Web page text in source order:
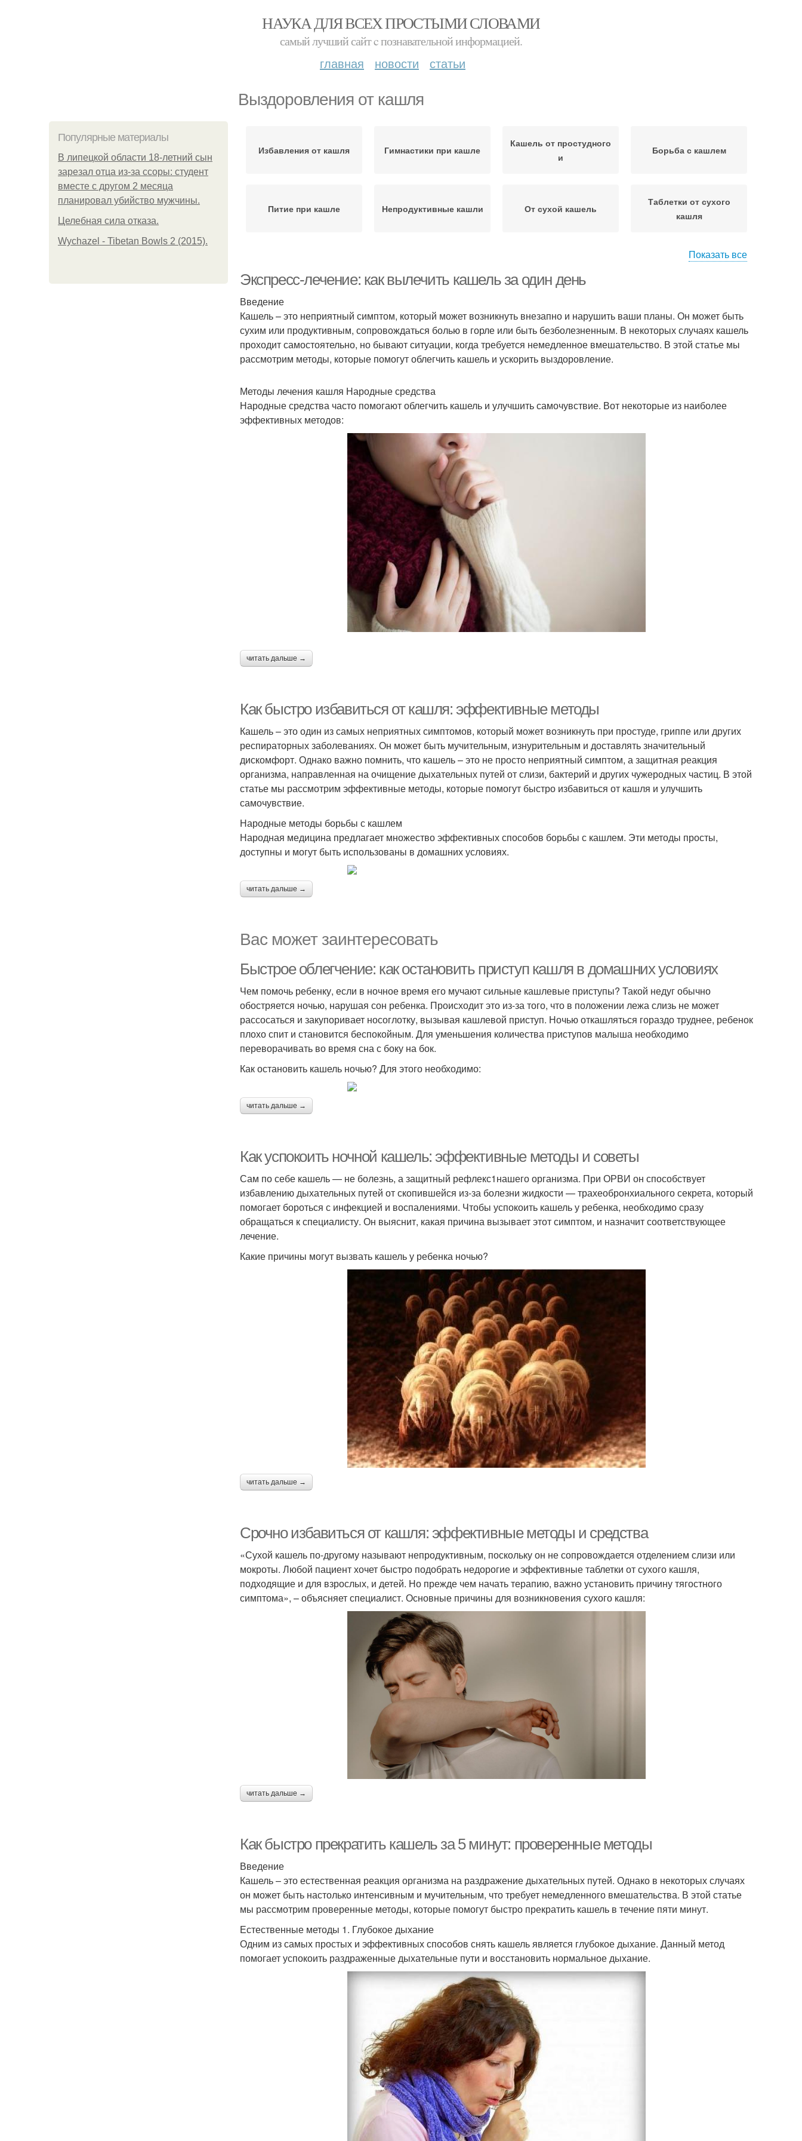
НАУКА ДЛЯ ВСЕХ ПРОСТЫМИ СЛОВАМИ
самый лучший сайт c познавательной информацией.
главная новости статьи
Выздоровления от кашля
Популярные материалы
В липецкой области 18-летний сын
зарезал отца из-за ссоры: студент
вместе с другом 2 месяца
планировал убийство мужчины.
Целебная сила отказа.
Wychazel - Tibetan Bowls 2 (2015).
Избавления от кашля Гимнастики при кашле
Кашель от простудного
и
Борьба с кашлем
Питие при кашле Непродуктивные кашли От сухой кашель
Таблетки от сухого
кашля
Показать все
Экспресс-лечение: как вылечить кашель за один день
Введение
Кашель – это неприятный симптом, который может возникнуть внезапно и нарушить ваши планы. Он может быть
сухим или продуктивным, сопровождаться болью в горле или быть безболезненным. В некоторых случаях кашель
проходит самостоятельно, но бывают ситуации, когда требуется немедленное вмешательство. В этой статье мы
рассмотрим методы, которые помогут облегчить кашель и ускорить выздоровление.
Методы лечения кашля Народные средства
Народные средства часто помогают облегчить кашель и улучшить самочувствие. Вот некоторые из наиболее
эффективных методов:
читать дальше →
Как быстро избавиться от кашля: эффективные методы
Кашель – это один из самых неприятных симптомов, который может возникнуть при простуде, гриппе или других
респираторных заболеваниях. Он может быть мучительным, изнурительным и доставлять значительный
дискомфорт. Однако важно помнить, что кашель – это не просто неприятный симптом, а защитная реакция
организма, направленная на очищение дыхательных путей от слизи, бактерий и других чужеродных частиц. В этой
статье мы рассмотрим эффективные методы, которые помогут быстро избавиться от кашля и улучшить
самочувствие.
Народные методы борьбы с кашлем
Народная медицина предлагает множество эффективных способов борьбы с кашлем. Эти методы просты,
доступны и могут быть использованы в домашних условиях.
читать дальше →
Вас может заинтересовать
Быстрое облегчение: как остановить приступ кашля в домашних условиях
Чем помочь ребенку, если в ночное время его мучают сильные кашлевые приступы? Такой недуг обычно
обостряется ночью, нарушая сон ребенка. Происходит это из-за того, что в положении лежа слизь не может
рассосаться и закупоривает носоглотку, вызывая кашлевой приступ. Ночью откашляться гораздо труднее, ребенок
плохо спит и становится беспокойным. Для уменьшения количества приступов малыша необходимо
переворачивать во время сна с боку на бок.
Как остановить кашель ночью? Для этого необходимо:
читать дальше →
Как успокоить ночной кашель: эффективные методы и советы
Сам по себе кашель — не болезнь, а защитный рефлекс1нашего организма. При ОРВИ он способствует
избавлению дыхательных путей от скопившейся из-за болезни жидкости — трахеобронхиального секрета, который
помогает бороться с инфекцией и воспалениями. Чтобы успокоить кашель у ребенка, необходимо сразу
обращаться к специалисту. Он выяснит, какая причина вызывает этот симптом, и назначит соответствующее
лечение.
Какие причины могут вызвать кашель у ребенка ночью?
читать дальше →
Срочно избавиться от кашля: эффективные методы и средства
«Сухой кашель по-другому называют непродуктивным, поскольку он не сопровождается отделением слизи или
мокроты. Любой пациент хочет быстро подобрать недорогие и эффективные таблетки от сухого кашля,
подходящие и для взрослых, и детей. Но прежде чем начать терапию, важно установить причину тягостного
симптома», – объясняет специалист. Основные причины для возникновения сухого кашля:
читать дальше →
Как быстро прекратить кашель за 5 минут: проверенные методы
Введение
Кашель – это естественная реакция организма на раздражение дыхательных путей. Однако в некоторых случаях
он может быть настолько интенсивным и мучительным, что требует немедленного вмешательства. В этой статье
мы рассмотрим проверенные методы, которые помогут быстро прекратить кашель в течение пяти минут.
Естественные методы 1. Глубокое дыхание
Одним из самых простых и эффективных способов снять кашель является глубокое дыхание. Данный метод
помогает успокоить раздраженные дыхательные пути и восстановить нормальное дыхание.